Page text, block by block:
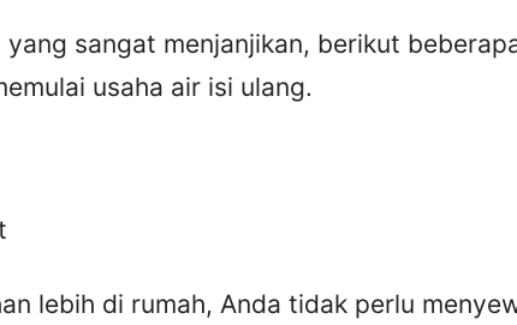
yang sangat menjanjikan, berikut
usaha air isi ulang.
lebih di rumah, Anda tidak perlu